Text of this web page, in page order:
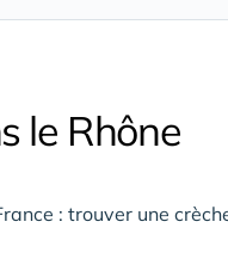
le Rhône
: trouver une